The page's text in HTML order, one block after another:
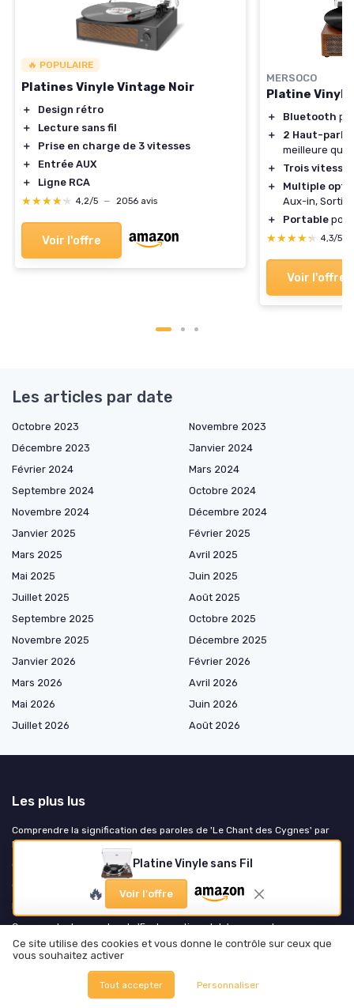
🔥 POPULAIRE
Platines Vinyle Vintage Noir
＋
Design rétro
＋
Lecture sans fil
＋
Prise en charge de 3 vitesses
＋
Entrée AUX
＋
Ligne RCA
★★★★★
★★★★★ 4,2/5 — 2056 avis
Voir l'offre
MERSOCO
Platine
＋ Bluetooth
＋
2 Haut-
meilleure
＋
Trois vitesses
＋
Multiple
Aux-in, Sortie
＋
Portable
★★★★★
★★★★★ 4,3/5
Voir l'offre
Platine Vinyle sans Fil
🔥 Voir l'offre
Les articles par date
Octobre 2023
Novembre 2023
Décembre 2023
Janvier 2024
Février 2024
Mars 2024
Septembre 2024
Octobre 2024
Novembre 2024
Décembre 2024
Janvier 2025
Février 2025
Mars 2025
Avril 2025
Mai 2025
Juin 2025
Juillet 2025
Août 2025
Septembre 2025
Octobre 2025
Novembre 2025
Décembre 2025
Janvier 2026
Février 2026
Mars 2026
Avril 2026
Mai 2026
Juin 2026
Juillet 2026
Août 2026
Les plus lus
Comprendre la signification des paroles de 'Le Chant des Cygnes' par
Indochine
Comment ajouter une musique absente sur Instagram
Comparaison entre Tidal et Spotify : quel service de streaming choisir ?
Les différences fascinantes entre le violoncelle et la contrebasse
Comprendre les paroles de 'Foule sentimentale' : une analyse
Les derniers articles
Bien choisir un flight case DJ pour protéger sa régie et ses contrôleurs
Ce site utilise des cookies et vous donne le contrôle sur ceux que
vous souhaitez activer
Tout accepter Personnaliser